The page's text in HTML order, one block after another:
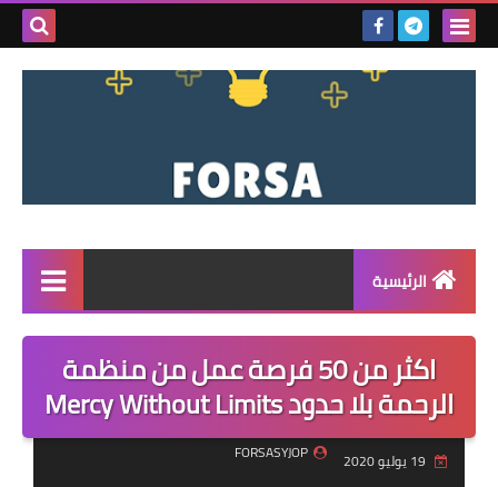
بحث
الرئيسية
القائمة
مناقصات
فرص عمل داخل سوريا
اكثر من 50 فرصة عمل من منظمة
الرحمة بلا حدود Mercy Without Limits
FORSASYJOP